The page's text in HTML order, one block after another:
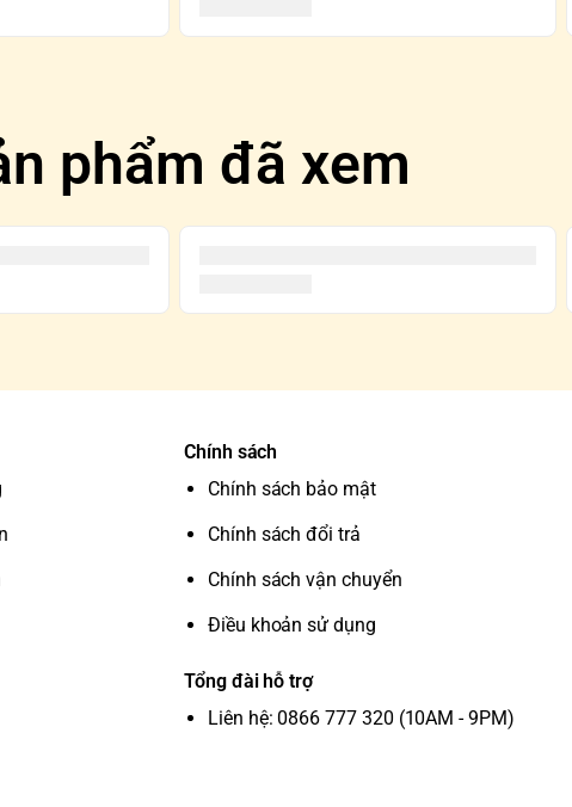
phẩm đã xem
Chính sách
Chính sách bảo mật
Chính sách đổi trả
Chính sách vận chuyển
Điều khoản sử dụng
Tổng đài hỗ trợ
Liên hệ: 0866 777 320 (10AM - 9PM)